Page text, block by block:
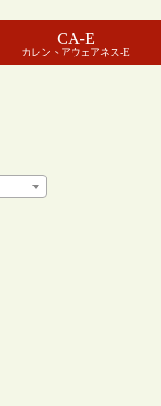
CA-E
カレントアウェアネス-E